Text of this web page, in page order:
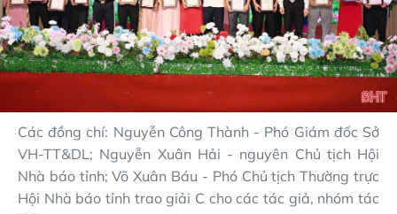
Các đồng chí: Nguyễn Công Thành - Phó Giám đốc Sở
VH-TT&DL; Nguyễn Xuân Hải - nguyên Chủ tịch Hội
Nhà báo tỉnh; Võ Xuân Báu - Phó Chủ tịch Thường trực
Hội Nhà báo tỉnh trao giải C cho các tác giả, nhóm tác